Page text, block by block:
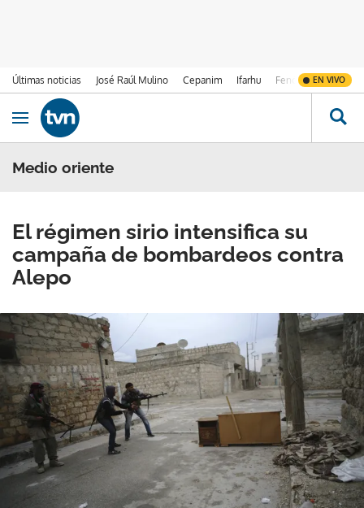
Últimas noticias José Raúl Mulino Cepanim Ifarhu Fenómeno de El
EN VIVO
Ir al contenido
Obrir navegació
Medio oriente
El régimen sirio intensifica su
campaña de bombardeos contra
Alepo